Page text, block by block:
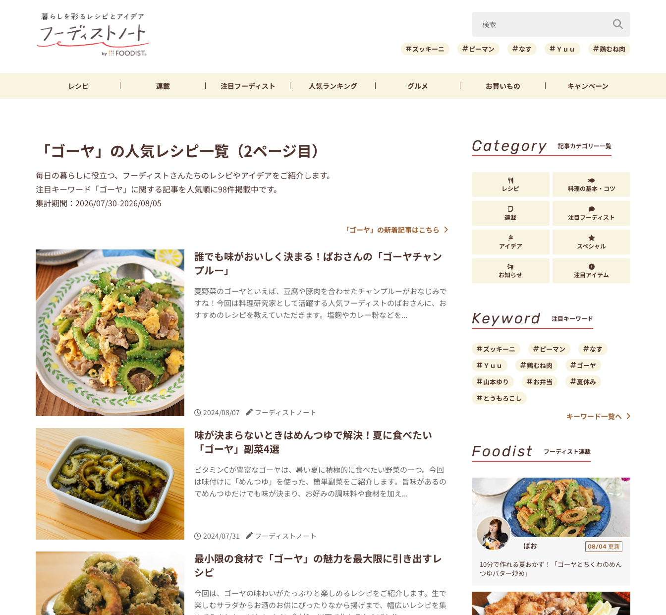
ズッキーニ ピーマン なす Ｙｕｕ 鶏むね肉
レシピ 連載 注目フーディスト 人気ランキング グルメ お買いもの キャンペーン
「ゴーヤ」の人気レシピ一覧（2ページ目）
毎日の暮らしに役立つ、フーディストさんたちのレシピやアイデアをご紹介します。
注目キーワード「ゴーヤ」に関する記事を人気順に98件掲載中です。
集計期間：2026/07/30-2026/08/05
「ゴーヤ」の新着記事はこちら
誰でも味がおいしく決まる！ぱおさんの「ゴーヤチャン
プルー」
夏野菜のゴーヤといえば、豆腐や豚肉を合わせたチャンプルーがおなじみで
すね！今回は料理研究家として活躍する人気フーディストのぱおさんに、お
すすめのレシピを教えていただきます。塩麴やカレー粉などを...
2024/08/07 フーディストノート
味が決まらないときはめんつゆで解決！夏に食べたい
「ゴーヤ」副菜4選
ビタミンCが豊富なゴーヤは、暑い夏に積極的に食べたい野菜の一つ。今回
は味付けに「めんつゆ」を使った、簡単副菜をご紹介します。旨味があるの
でめんつゆだけでも味が決まり、お好みの調味料や食材を加え...
2024/07/31 フーディストノート
最小限の食材で「ゴーヤ」の魅力を最大限に引き出すレ
シピ
今回は、ゴーヤの味わいがたっぷりと楽しめるレシピをご紹介します。生で
楽しむサラダからお酒のお供にぴったりなから揚げまで、幅広いレシピを集
Category 記事カテゴリー一覧
レシピ 料理の基本・コツ
連載 注目フーディスト
アイデア スペシャル
お知らせ 注目アイテム
Keyword 注目キーワード
ズッキーニ ピーマン
なす
Ｙｕｕ
鶏むね肉
ゴーヤ
山本ゆり
お弁当
夏休み
とうもろこし
キーワード一覧へ
Foodist フーディスト連載
ぱお 08/04 更新
10分で作れる夏おかず！「ゴーヤとちくわのめん
つゆバター炒め」